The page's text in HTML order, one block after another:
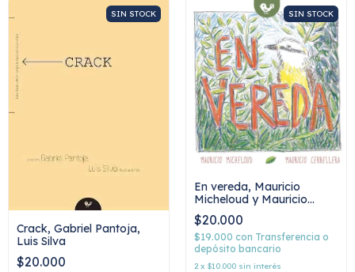
SIN STOCK
Crack, Gabriel Pantoja,
Luis Silva
$20.000
SIN STOCK
En vereda, Mauricio
Micheloud y Mauricio
Cerbellera
$20.000
$19.000 con Transferencia o
depósito bancario
2 x $10.000 sin interés